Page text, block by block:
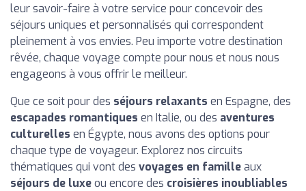
leur savoir-faire à votre service pour concevoir des
séjours uniques et personnalisés qui correspondent
pleinement à vos envies. Peu importe votre destination
rêvée, chaque voyage compte pour nous et nous nous
engageons à vous offrir le meilleur.
Que ce soit pour des séjours relaxants en Espagne, des
escapades romantiques en Italie, ou des aventures
culturelles en Égypte, nous avons des options pour
chaque type de voyageur. Explorez nos circuits
thématiques qui vont des voyages en familleaux
séjours de luxeou encore des croisières inoubliables